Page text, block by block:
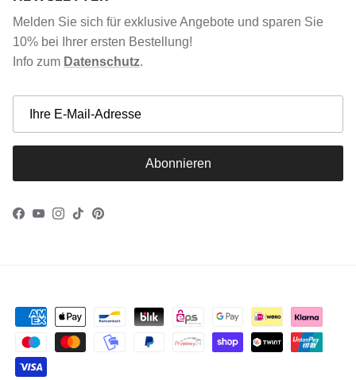
Melden Sie sich für exklusive Angebote und sparen Sie
10% bei Ihrer ersten Bestellung!
Info zum Datenschutz.
Abonnieren
Facebook
YouTube
Instagram
TikTokPinterest